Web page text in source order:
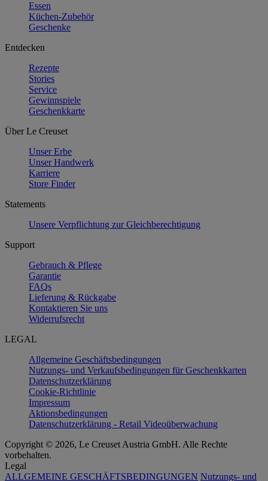
Essen
Küchen-Zubehör
Geschenke
Entdecken
Rezepte
Stories
Service
Gewinnspiele
Geschenkkarte
Über Le Creuset
Unser Erbe
Unser Handwerk
Karriere
Store Finder
Statements
Unsere Verpflichtung zur Gleichberechtigung
Support
Gebrauch & Pflege
Garantie
FAQs
Lieferung & Rückgabe
Kontaktieren Sie uns
Widerrufsrecht
LEGAL
Allgemeine Geschäftsbedingungen
Nutzungs- und Verkaufsbedingungen für Geschenkkarten
Datenschutzerklärung
Cookie-Richtlinie
Impressum
Aktionsbedingungen
Datenschutzerklärung - Retail Videoüberwachung
Copyright © 2026, Le Creuset Austria GmbH. Alle Rechte
vorbehalten.
Legal
ALLGEMEINE GESCHÄFTSBEDINGUNGEN Nutzungs- und